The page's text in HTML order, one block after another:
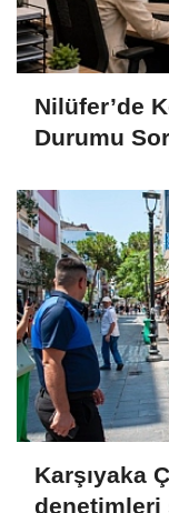
Nilüfer’de
Durumu
Karşıyaka
denetimleri